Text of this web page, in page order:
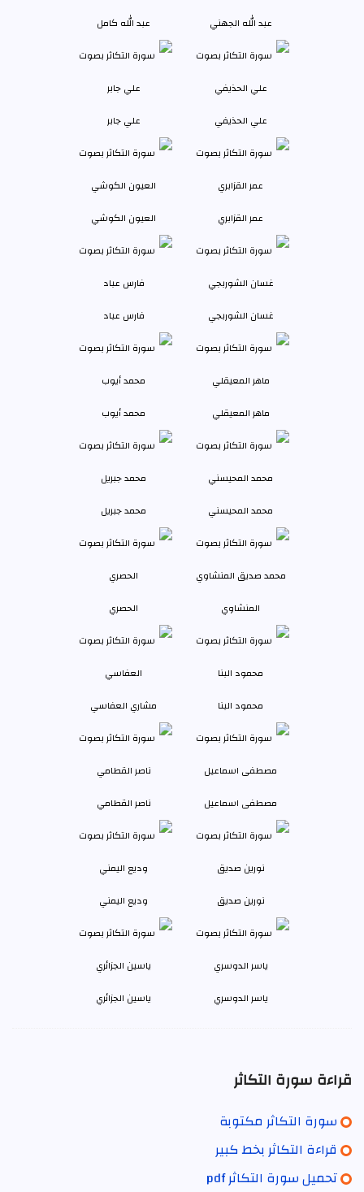
عبد الله الجهني عبد الله كامل
علي الحذيفي علي جابر
عمر القزابري العيون الكوشي
غسان الشوربجي فارس عباد
ماهر المعيقلي محمد أيوب
محمد المحيسني محمد جبريل
المنشاوي الحصري
محمود البنا مشاري العفاسي
مصطفى اسماعيل ناصر القطامي
نورين صديق وديع اليمني
ياسر الدوسري ياسين الجزائري
قراءة سورة التكاثر
سورة التكاثر مكتوبة
قراءة التكاثر بخط كبير
تحميل سورة التكاثر pdf